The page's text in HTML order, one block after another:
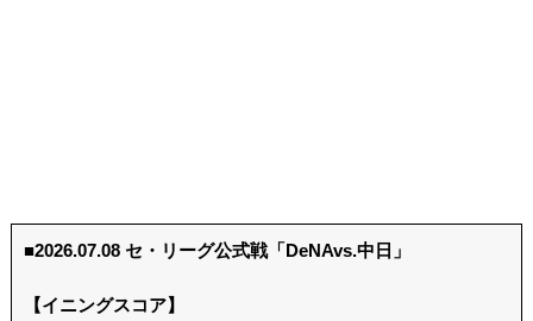
■2026.07.08 セ・リーグ公式戦「DeNAvs.中日」
【イニングスコア】